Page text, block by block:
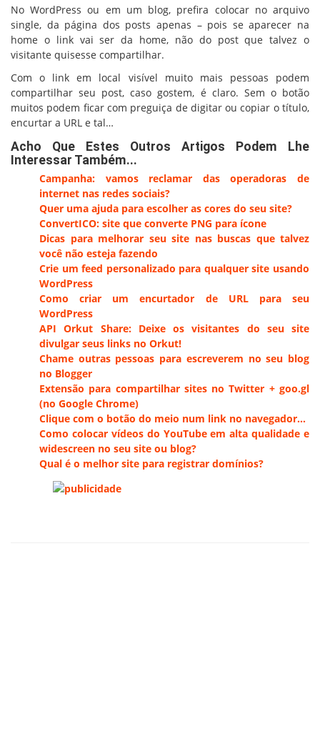
No WordPress ou em um blog, prefira colocar no arquivo
single, da página dos posts apenas – pois se aparecer na
home o link vai ser da home, não do post que talvez o
visitante quisesse compartilhar.
Com o link em local visível muito mais pessoas podem
compartilhar seu post, caso gostem, é claro. Sem o botão
muitos podem ficar com preguiça de digitar ou copiar o título,
encurtar a URL e tal…
Acho Que Estes Outros Artigos Podem Lhe
Interessar Também...
Campanha: vamos reclamar das operadoras de
internet nas redes sociais?
Quer uma ajuda para escolher as cores do seu site?
ConvertICO: site que converte PNG para ícone
Dicas para melhorar seu site nas buscas que talvez
você não esteja fazendo
Crie um feed personalizado para qualquer site usando
WordPress
Como criar um encurtador de URL para seu
WordPress
API Orkut Share: Deixe os visitantes do seu site
divulgar seus links no Orkut!
Chame outras pessoas para escreverem no seu blog
no Blogger
Extensão para compartilhar sites no Twitter + goo.gl
(no Google Chrome)
Clique com o botão do meio num link no navegador…
Como colocar vídeos do YouTube em alta qualidade e
widescreen no seu site ou blog?
Qual é o melhor site para registrar domínios?